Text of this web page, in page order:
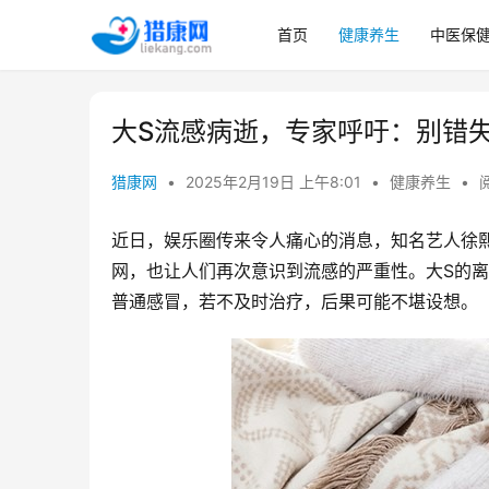
首页 健康养生 中医保
大S流感病逝，专家呼吁：别错
猎康网 • 2025年2月19日 上午8:01 • 健康养生 •
近日，娱乐圈传来令人痛心的消息，知名艺人
网，也让人们再次意识到流感的严重性。大S的
普通感冒，若不及时治疗，后果可能不堪设想。